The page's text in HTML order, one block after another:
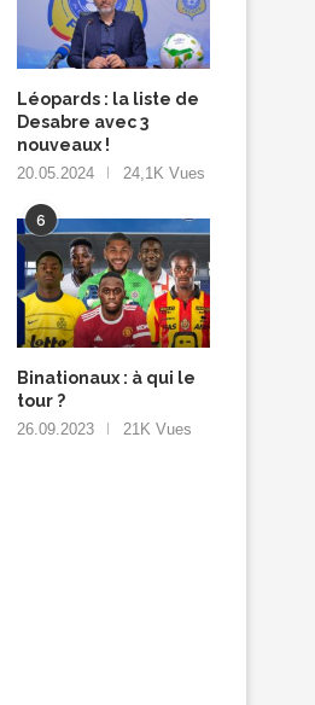
Léopards : la liste de
Desabre avec 3
nouveaux !
20.05.2024 24,1K Vues
6
Binationaux : à qui le
tour ?
26.09.2023 21K Vues